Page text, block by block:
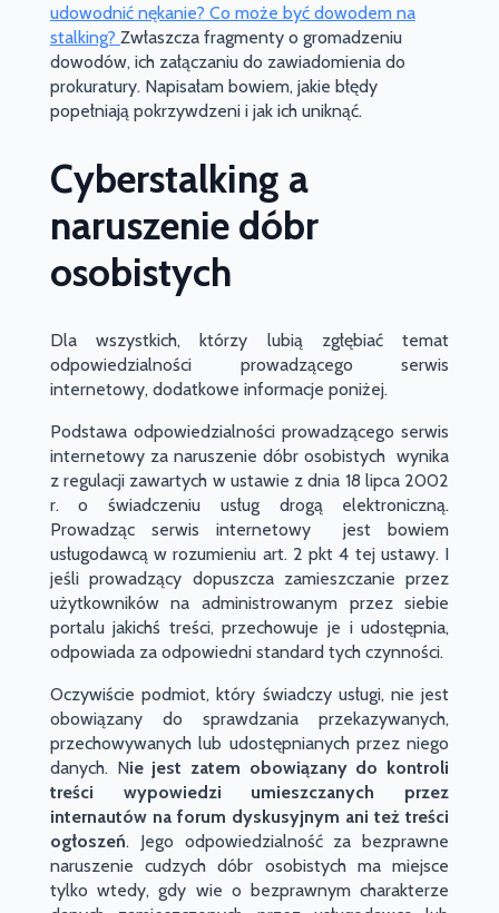
udowodnić nękanie? Co może być dowodem na
stalking? Zwłaszcza fragmenty o gromadzeniu
dowodów, ich załączaniu do zawiadomienia do
prokuratury. Napisałam bowiem, jakie błędy
popełniają pokrzywdzeni i jak ich uniknąć.
Cyberstalking a
naruszenie dóbr
osobistych
Dla wszystkich, którzy lubią zgłębiać temat
odpowiedzialności prowadzącego serwis
internetowy, dodatkowe informacje poniżej.
Podstawa odpowiedzialności prowadzącego serwis
internetowy za naruszenie dóbr osobistych wynika
z regulacji zawartych w ustawie z dnia 18 lipca 2002
r. o świadczeniu usług drogą elektroniczną.
Prowadząc serwis internetowy jest bowiem
usługodawcą w rozumieniu art. 2 pkt 4 tej ustawy. I
jeśli prowadzący dopuszcza zamieszczanie przez
użytkowników na administrowanym przez siebie
portalu jakichś treści, przechowuje je i udostępnia,
odpowiada za odpowiedni standard tych czynności.
Oczywiście podmiot, który świadczy usługi, nie jest
obowiązany do sprawdzania przekazywanych,
przechowywanych lub udostępnianych przez niego
danych. Nie jest zatem obowiązany do kontroli
treści wypowiedzi umieszczanych przez
internautów na forum dyskusyjnym ani też treści
ogłoszeń. Jego odpowiedzialność za bezprawne
naruszenie cudzych dóbr osobistych ma miejsce
tylko wtedy, gdy wie o bezprawnym charakterze